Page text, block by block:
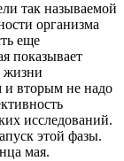
так называемой
организма
еще
показывает
жизни
и вторым не надо
исследований.
этой фазы.
мая.